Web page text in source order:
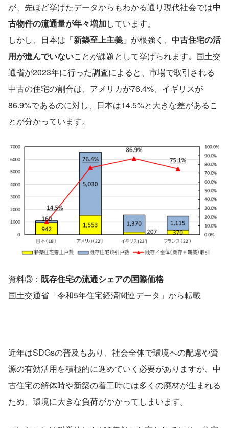
が、先ほど挙げたデータからもわかる通り現代社会では中
古物件の流通量が年々増加しています。
しかし、日本は 「新築至上主義」 が根強く、 中古住宅の活
用が進んでいないことが課題として挙げられます。国土交
通省が2023年に行った調査によると、市場で取引される
中古の住宅の割合は、アメリカが76.4%、イギリスが
86.9%であるのに対し、日本は14.5%と大きな差があるこ
とが分かっています。
資料③： 既存住宅の流通シェアの国際価格
国土交通省「令和5年住宅経済関連データ」から転載
近年はSDGsの普及もあり、社会全体で環境への配慮や資
源の有効活用を積極的に進めていく必要がありますが、中
古住宅の解体時や新築の着工時には多くの廃材が生まれる
ため、環境に大きな負荷がかかってしまいます。